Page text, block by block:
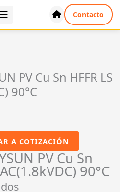
Contacto
PV Cu Sn HFFR LS
90°C
A COTIZACIÓN
PV Cu Sn
90°C